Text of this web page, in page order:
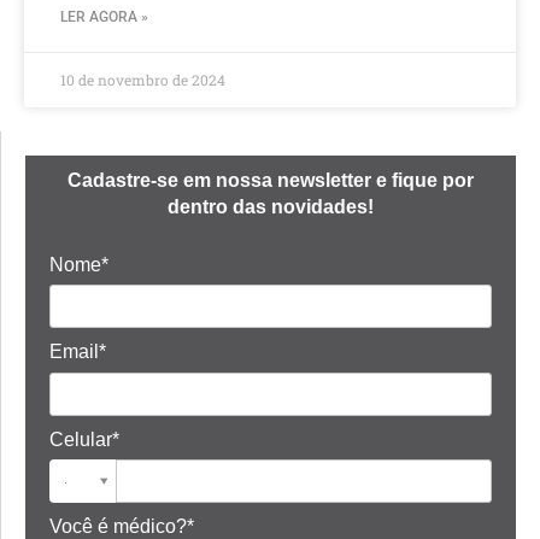
LER AGORA »
10 de novembro de 2024
Cadastre-se em nossa newsletter e fique por
dentro das novidades!
Nome*
Email*
Celular*
Você é médico?*